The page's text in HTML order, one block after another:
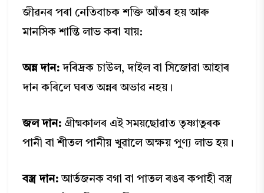
জীৱনৰ পৰা নেতিবাচক শক্তি আঁতৰ হয় আৰু
মানসিক শান্তি লাভ কৰা যায়:
অন্ন দান: দৰিদ্ৰক চাউল, দাইল বা সিজোৱা আহাৰ
দান কৰিলে ঘৰত অন্নৰ অভাৱ নহয়।
জল দান: গ্ৰীষ্মকালৰ এই সময়ছোৱাত তৃষ্ণাতুৰক
পানী বা শীতল পানীয় খুৱালে অক্ষয় পুণ্য লাভ হয়।
বস্ত্ৰ দান:আৰ্তজনক বগা বা পাতল ৰঙৰ কপাহী বস্ত্ৰ